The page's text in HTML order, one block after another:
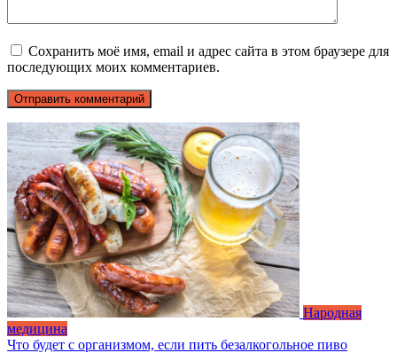
Сохранить моё имя, email и адрес сайта в этом браузере для
последующих моих комментариев.
Народная
медицина
Что будет с организмом, если пить безалкогольное пиво